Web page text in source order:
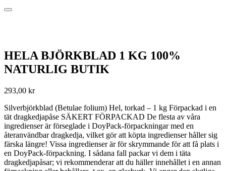
HELA BJÖRKBLAD 1 KG 100%
NATURLIG BUTIK
293,00 kr
Silverbjörkblad (Betulae folium) Hel, torkad – 1 kg Förpackad i en
tät dragkedjapåse SÄKERT FÖRPACKAD De flesta av våra
ingredienser är förseglade i DoyPack-förpackningar med en
återanvändbar dragkedja, vilket gör att köpta ingredienser håller sig
färska längre! Vissa ingredienser är för skrymmande för att få plats i
en DoyPack-förpackning. I sådana fall packar vi dem i täta
dragkedjapåsar; vi rekommenderar att du häller innehållet i en annan